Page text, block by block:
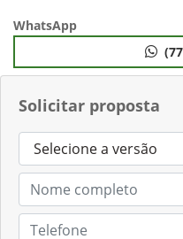
Solicitar proposta
WhatsApp